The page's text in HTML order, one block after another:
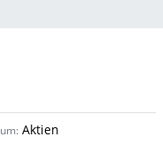
Aktien